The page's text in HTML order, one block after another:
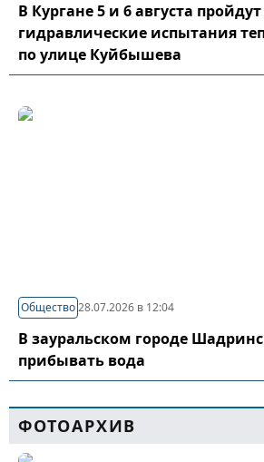
В Кургане 5 и 6 августа
гидравлические испытания
по улице Куйбышева
Общество28.07.2026 в 12:04
В зауральском городе
прибывать вода
ФОТОАРХИВ